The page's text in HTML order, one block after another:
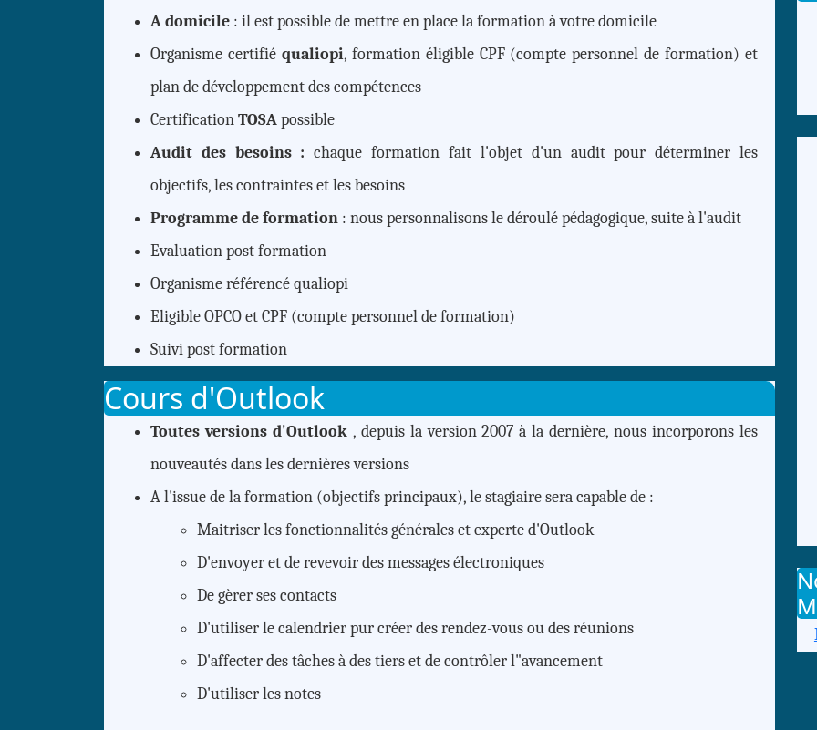
A domicile: il est possible de mettre en place la formation à votre domicile
Organisme certifié qualiopi, formation éligible CPF (compte personnel de formation) et
plan de développement des compétences
CertificationTOSApossible
Audit des besoins : chaque formation fait l'objet d'un audit pour déterminer les
objectifs, les contraintes et les besoins
Programme de formation: nous personnalisons le déroulé pédagogique, suite à l'audit
Evaluation post formation
Organisme référencé qualiopi
Eligible OPCO et CPF (compte personnel de formation)
Suivipost formation
Cours d'Outlook
Toutes versions d'Outlook , depuis la version 2007 à la dernière, nous incorporons les
nouveautés dans les dernières versions
A l'issue de la formation (objectifs principaux), le stagiaire sera capable de :
Maitriser les fonctionnalités générales et experte d'Outlook
D'envoyer et de revevoir des messages électroniques
De gèrer ses contacts
D'utiliser le calendrier pur créer des rendez-vous ou des réunions
D'affecter des tâches à des tiers et de contrôler l"avancement
D'utiliser les notes